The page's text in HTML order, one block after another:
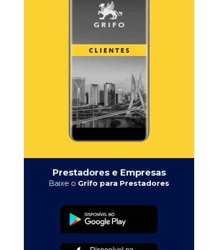
Prestadores e Empresas
Baixe o Grifo para Prestadores